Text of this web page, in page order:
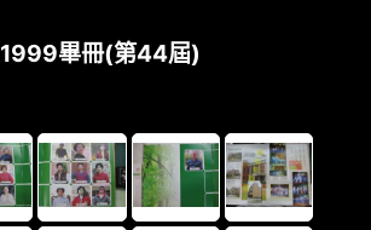
1999畢冊(第44屆)